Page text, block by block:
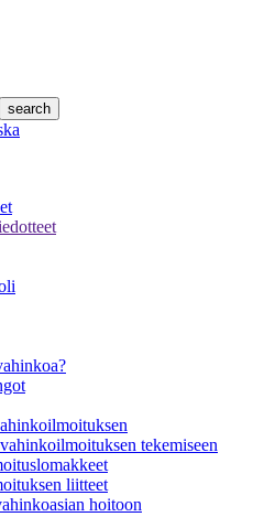
search
tekemiseen
liitteet
hoitoon